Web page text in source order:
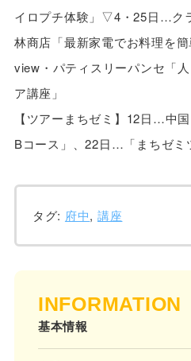
イロプチ体験」▽4・25日…ク
林商店「最新家電でお料理を
view・パティスリーパンセ「
ア講座」
【ツアーまちゼミ】12日…中
Bコース」、22日…「まちゼミ
タグ: 府中, 講座
INFORMATION
基本情報